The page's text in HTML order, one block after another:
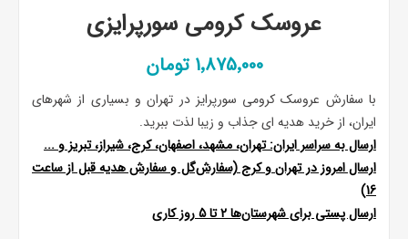
عروسک کرومی سورپرایزی
1٬875٬000 تومان
با سفارش عروسک کرومی سورپرایز در تهران و بسیاری از شهرهای
ایران، از خرید هدیه ای جذاب و زیبا لذت ببرید.
ارسال به سراسر ایران: تهران، مشهد، اصفهان، کرج، شیراز، تبریز و ...
ارسال امروز در تهران و کرج (سفارش‌گل و سفارش هدیه قبل از ساعت
16)
ارسال پستی برای شهرستان‌ها 2 تا 5 روز کاری